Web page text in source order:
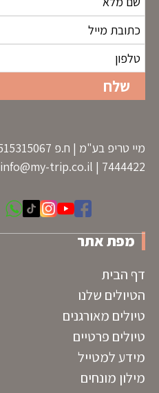
7444422 |
info@my-trip.co.il
מפת אתר
דף הבית
הטיולים שלנו
טיולים מאורגנים
טיולים פרטיים
מידע למטייל
מילון מונחים